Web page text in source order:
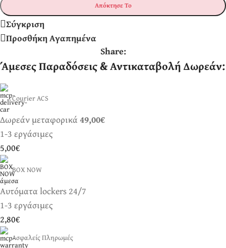
Απόκτησε Το
Σύγκριση
Προσθήκη Αγαπημένα
Share:
Άμεσες Παραδόσεις & Αντικαταβολή Δωρεάν:
Courier ACS
Δωρεάν μεταφορικά49,00€
1-3 εργάσιμες
5,00€
BOX NOW
Αυτόματα lockers 24/7
1-3 εργάσιμες
2,80€
Ασφαλείς Πληρωμές